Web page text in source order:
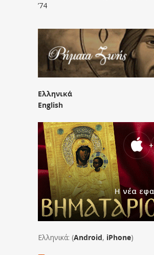
’74
Ελληνικά
English
Ελληνικά: (Android, iPhone)